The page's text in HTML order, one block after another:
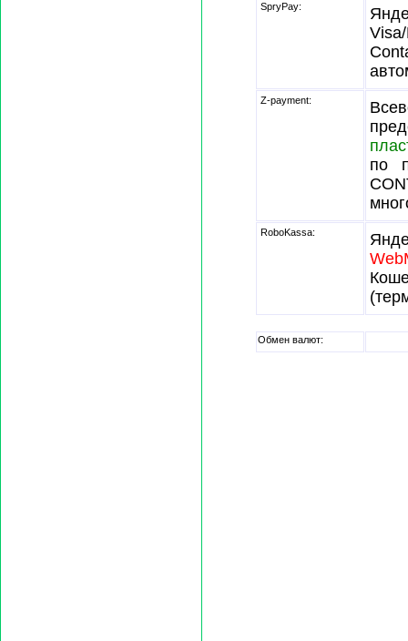
SpryPay:
Z-payment:
по
RoboKassa:
Обмен валют: